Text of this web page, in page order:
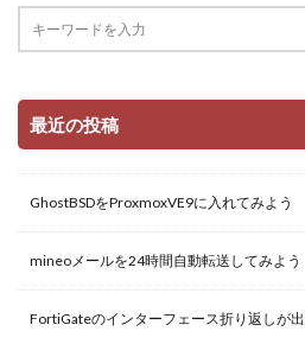
最近の投稿
GhostBSDをProxmoxVE9に入れてみよう
mineoメールを24時間自動転送してみよう
FortiGateのインターフェース折り返しが